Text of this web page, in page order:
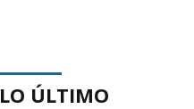
LO ÚLTIMO